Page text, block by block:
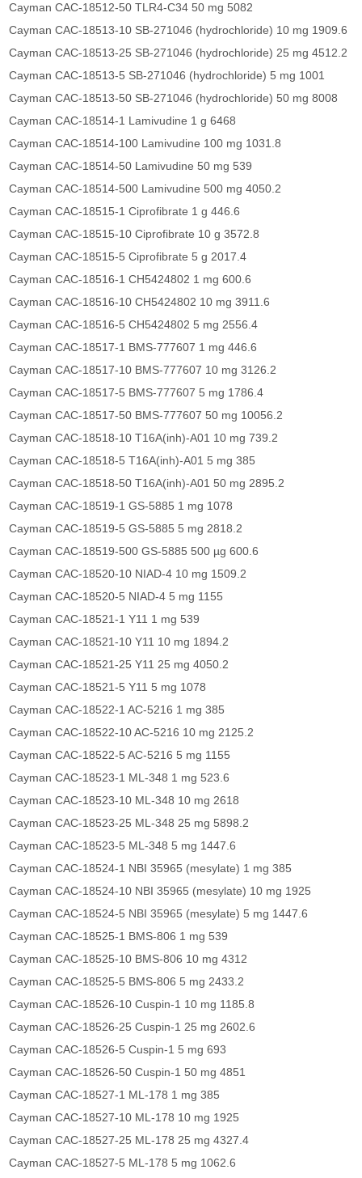
Cayman CAC-18512-50 TLR4-C34 50 mg 5082
Cayman CAC-18513-10 SB-271046 (hydrochloride) 10 mg 1909.6
Cayman CAC-18513-25 SB-271046 (hydrochloride) 25 mg 4512.2
Cayman CAC-18513-5 SB-271046 (hydrochloride) 5 mg 1001
Cayman CAC-18513-50 SB-271046 (hydrochloride) 50 mg 8008
Cayman CAC-18514-1 Lamivudine 1 g 6468
Cayman CAC-18514-100 Lamivudine 100 mg 1031.8
Cayman CAC-18514-50 Lamivudine 50 mg 539
Cayman CAC-18514-500 Lamivudine 500 mg 4050.2
Cayman CAC-18515-1 Ciprofibrate 1 g 446.6
Cayman CAC-18515-10 Ciprofibrate 10 g 3572.8
Cayman CAC-18515-5 Ciprofibrate 5 g 2017.4
Cayman CAC-18516-1 CH5424802 1 mg 600.6
Cayman CAC-18516-10 CH5424802 10 mg 3911.6
Cayman CAC-18516-5 CH5424802 5 mg 2556.4
Cayman CAC-18517-1 BMS-777607 1 mg 446.6
Cayman CAC-18517-10 BMS-777607 10 mg 3126.2
Cayman CAC-18517-5 BMS-777607 5 mg 1786.4
Cayman CAC-18517-50 BMS-777607 50 mg 10056.2
Cayman CAC-18518-10 T16A(inh)-A01 10 mg 739.2
Cayman CAC-18518-5 T16A(inh)-A01 5 mg 385
Cayman CAC-18518-50 T16A(inh)-A01 50 mg 2895.2
Cayman CAC-18519-1 GS-5885 1 mg 1078
Cayman CAC-18519-5 GS-5885 5 mg 2818.2
Cayman CAC-18519-500 GS-5885 500 µg 600.6
Cayman CAC-18520-10 NIAD-4 10 mg 1509.2
Cayman CAC-18520-5 NIAD-4 5 mg 1155
Cayman CAC-18521-1 Y11 1 mg 539
Cayman CAC-18521-10 Y11 10 mg 1894.2
Cayman CAC-18521-25 Y11 25 mg 4050.2
Cayman CAC-18521-5 Y11 5 mg 1078
Cayman CAC-18522-1 AC-5216 1 mg 385
Cayman CAC-18522-10 AC-5216 10 mg 2125.2
Cayman CAC-18522-5 AC-5216 5 mg 1155
Cayman CAC-18523-1 ML-348 1 mg 523.6
Cayman CAC-18523-10 ML-348 10 mg 2618
Cayman CAC-18523-25 ML-348 25 mg 5898.2
Cayman CAC-18523-5 ML-348 5 mg 1447.6
Cayman CAC-18524-1 NBI 35965 (mesylate) 1 mg 385
Cayman CAC-18524-10 NBI 35965 (mesylate) 10 mg 1925
Cayman CAC-18524-5 NBI 35965 (mesylate) 5 mg 1447.6
Cayman CAC-18525-1 BMS-806 1 mg 539
Cayman CAC-18525-10 BMS-806 10 mg 4312
Cayman CAC-18525-5 BMS-806 5 mg 2433.2
Cayman CAC-18526-10 Cuspin-1 10 mg 1185.8
Cayman CAC-18526-25 Cuspin-1 25 mg 2602.6
Cayman CAC-18526-5 Cuspin-1 5 mg 693
Cayman CAC-18526-50 Cuspin-1 50 mg 4851
Cayman CAC-18527-1 ML-178 1 mg 385
Cayman CAC-18527-10 ML-178 10 mg 1925
Cayman CAC-18527-25 ML-178 25 mg 4327.4
Cayman CAC-18527-5 ML-178 5 mg 1062.6